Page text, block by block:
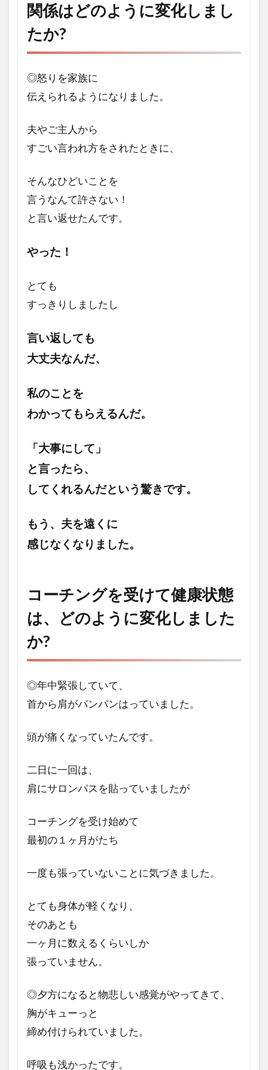
関係はどのように変化しまし
たか?
◎怒りを家族に
伝えられるようになりました。
夫やご主人から
すごい言われ方をされたときに、
そんなひどいことを
言うなんて許さない！
と言い返せたんです。
やった！
とても
すっきりしましたし
言い返しても
大丈夫なんだ、
私のことを
わかってもらえるんだ。
「大事にして」
と言ったら、
してくれるんだという驚きです。
もう、夫を遠くに
感じなくなりました。
コーチングを受けて健康状態
は、どのように変化しました
か?
◎年中緊張していて、
首から肩がパンパンはっていました。
頭が痛くなっていたんです。
二日に一回は、
肩にサロンパスを貼っていましたが
コーチングを受け始めて
最初の１ヶ月がたち
一度も張っていないことに気づきました。
とても身体が軽くなり、
そのあとも
一ヶ月に数えるくらいしか
張っていません。
◎夕方になると物悲しい感覚がやってきて、
胸がキューっと
締め付けられていました。
呼吸も浅かったです。